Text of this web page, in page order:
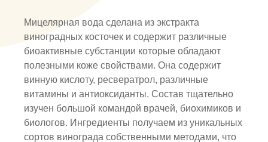
Мицелярная вода сделана из экстракта
виноградных косточек и содержит различные
биоактивные субстанции которые обладают
полезными коже свойствами. Она содержит
винную кислоту, ресвератрол, различные
витамины и антиоксиданты. Состав тщательно
изучен большой командой врачей, биохимиков и
биологов. Ингредиенты получаем из уникальных
сортов винограда собственными методами, что